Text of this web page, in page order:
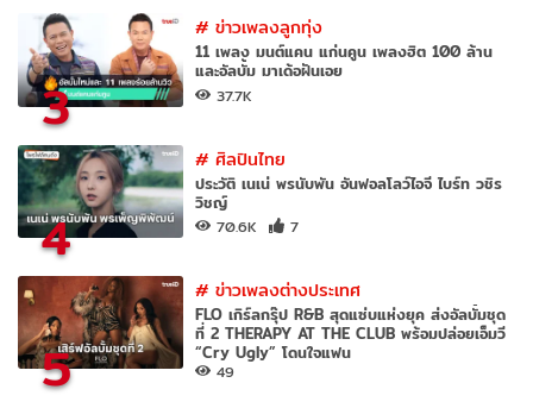
3
#ข่าวเพลงลูกทุ่ง
11 เพลง มนต์แคน แก่นคูน เพลงฮิต 100 ล้าน
และอัลบั้ม มาเด้อฝันเอย
37.7K
4
#ศิลปินไทย
ประวัติ เนเน่ พรนับพัน อันฟอลโลว์ไอจี ไบร์ท วชิร
วิชญ์
70.6K 7
5
#ข่าวเพลงต่างประเทศ
FLO เกิร์ลกรุ๊ป R&B สุดแซ่บแห่งยุค ส่งอัลบั้มชุด
ที่ 2 THERAPY AT THE CLUB พร้อมปล่อยเอ็มวี
“Cry Ugly” โดนใจแฟน
49